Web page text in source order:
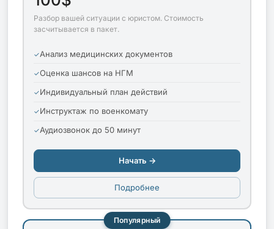
Разбор вашей ситуации с юристом. Стоимость
засчитывается в пакет.
Анализ медицинских документов
Оценка шансов на НГМ
Индивидуальный план действий
Инструктаж по военкомату
Аудиозвонок до 50 минут
Начать →
Подробнее
Популярный